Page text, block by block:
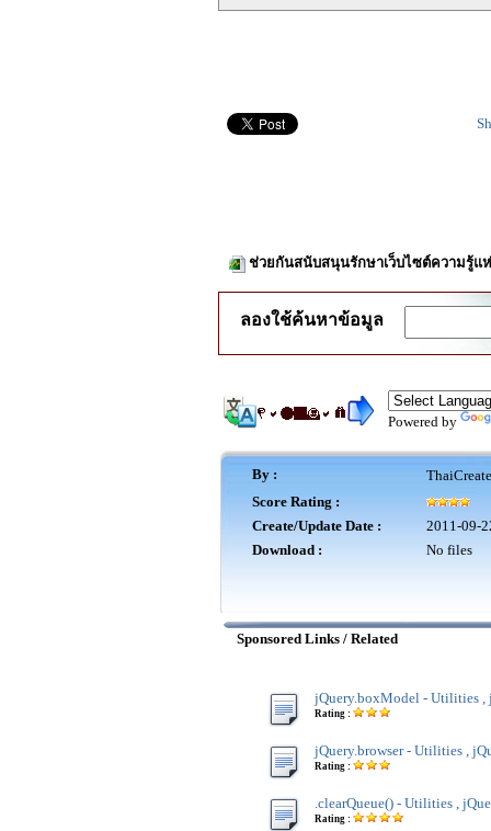
ช่วยกันสนับสนุนรักษาเว็บไซต์ความรู้แ
ลองใช้ค้นหาข้อมูล
Powered by
By :
Score Rating :
Create/Update Date :
2011-09-
Download :
No files
Sponsored Links / Related
jQuery.boxModel - Utilities ,
Rating :
jQuery.browser - Utilities ,
Rating :
.clearQueue() - Utilities ,
Rating :